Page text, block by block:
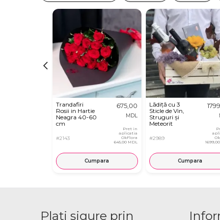
Trandafiri
Rosii in Hartie
Neagra 40-60
cm
#2143
675,00
MDL
Pret in
aplicatia
OkFlora
645,00 MDL
Cumpara
Lădiță cu 3
Sticle de Vin,
Struguri și
Meteorit
#2989
Cumpara
Plati sigure prin